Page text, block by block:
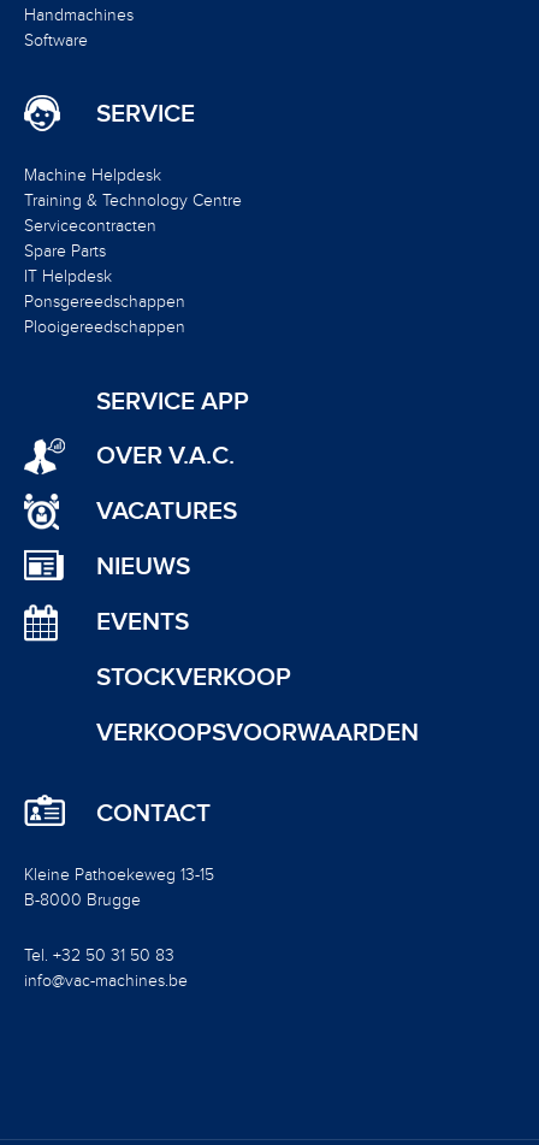
Handmachines
Software
SERVICE
Machine Helpdesk
Training & Technology Centre
Servicecontracten
Spare Parts
IT Helpdesk
Ponsgereedschappen
Plooigereedschappen
SERVICE APP
OVER V.A.C.
VACATURES
NIEUWS
EVENTS
STOCKVERKOOP
VERKOOPSVOORWAARDEN
CONTACT
Kleine Pathoekeweg 13-15
B-8000 Brugge
Tel. +32 50 31 50 83
info@vac-machines.be